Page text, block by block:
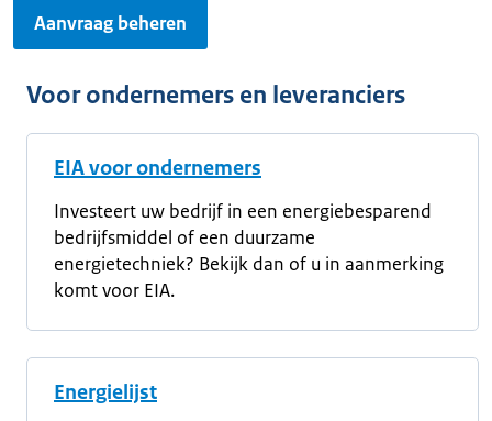
Aanvraag beheren
Voor ondernemers en leveranciers
EIA voor ondernemers
Investeert uw bedrijf in een energiebesparend
bedrijfsmiddel of een duurzame
energietechniek? Bekijk dan of u in aanmerking
komt voor EIA.
Energielijst